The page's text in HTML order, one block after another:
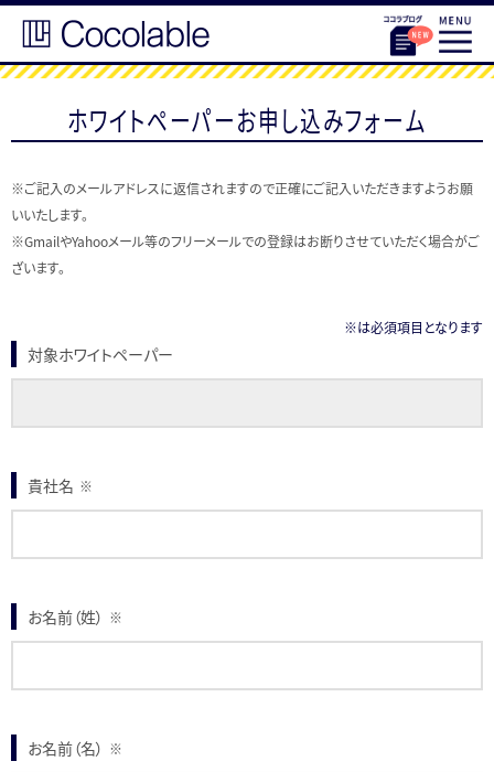
ホワイトペーパーお申し込みフォーム
※ご記入のメールアドレスに返信されますので正確にご記入いただきますようお願
いいたします。
※GmailやYahooメール等のフリーメールでの登録はお断りさせていただく場合がご
ざいます。
※は必須項目となります
対象ホワイトペーパー
貴社名 ※
お名前（姓） ※
お名前（名） ※